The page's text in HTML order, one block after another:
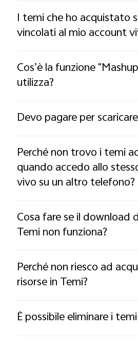
I temi che ho acquistato
vincolati al mio account
Cos’è la funzione
utilizza?
Devo pagare per
Perché non trovo i temi
quando accedo allo
vivo su un altro telefono?
Cosa fare se il download
Temi non funziona?
Perché non riesco ad
risorse in Temi?
È possibile eliminare i